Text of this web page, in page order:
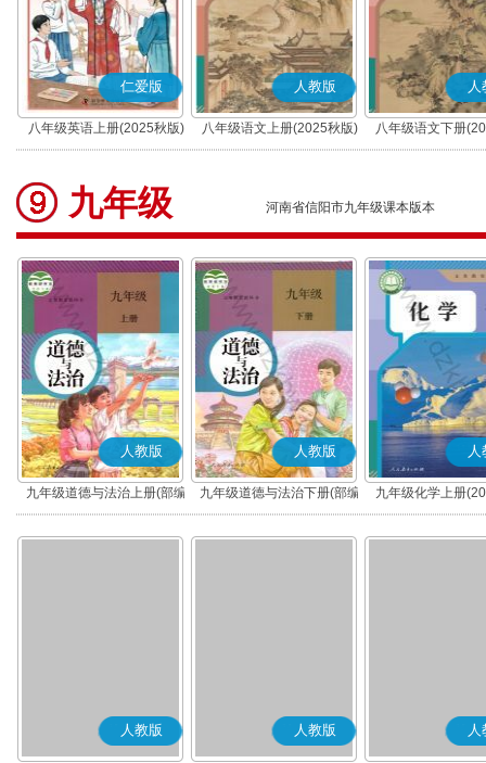
仁爱版
八年级英语上册(2025秋版)
(科普版)
人教版
八年级语文上册(2025秋版)
(部编版)
人
八年级语文下册
(部编版)
九年级 河南省信阳市九年级课本版本
人教版
九年级道德与法治上册(部编
版)
人教版
九年级道德与法治下册(部编
版)
人
九年级化学上册
人教版 人教版 人